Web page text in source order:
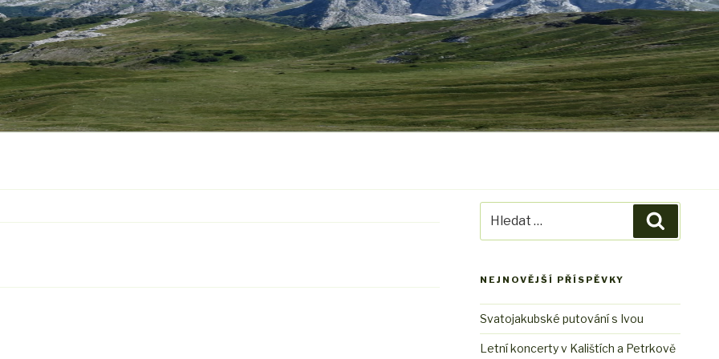
NEJNOVĚJŠÍ PŘÍSPĚVKY
Svatojakubské putování s Ivou
Letní koncerty v Kalištích a Petrkově